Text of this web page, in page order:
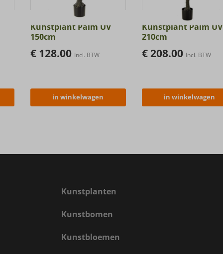
Kunstplant Palm UV
150cm
€128.00 Incl. BTW
in winkelwagen
Kunstplant Palm UV
210cm
€208.00 Incl. BTW
in winkelwagen
Kunstplanten
Kunstbomen
Kunstbloemen